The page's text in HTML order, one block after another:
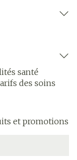
santé
des soins
et promotions